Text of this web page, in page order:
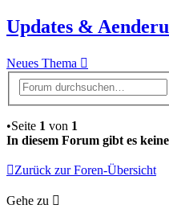
Updates &
Neues Thema
•Seite 1 von 1
In diesem Forum gibt es
Zurück zur Foren-Übersicht
Gehe zu